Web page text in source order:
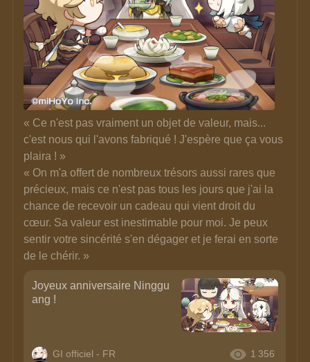
« Ce n'est pas vraiment un objet de valeur, mais...
c'est nous qui l'avons fabriqué ! J'espère que ça vous
plaira ! »
« On m'a offert de nombreux trésors aussi rares que
précieux, mais ce n'est pas tous les jours que j'ai la
chance de recevoir un cadeau qui vient droit du
cœur. Sa valeur est inestimable pour moi. Je peux
sentir votre sincérité s'en dégager et je ferai en sorte
de le chérir. »
Joyeux anniversaire Ninggu
ang !
GI officiel - FR 1 356